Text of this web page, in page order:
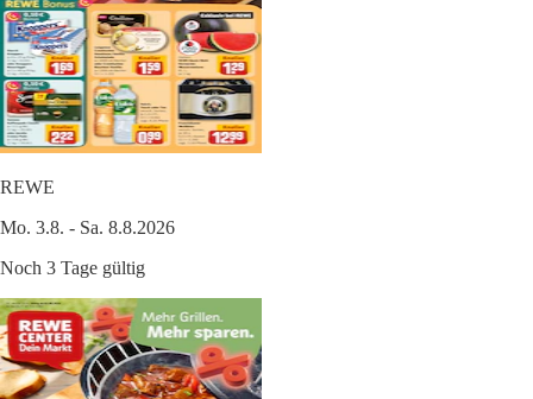
REWE
Mo. 3.8. - Sa. 8.8.2026
Noch 3 Tage gültig